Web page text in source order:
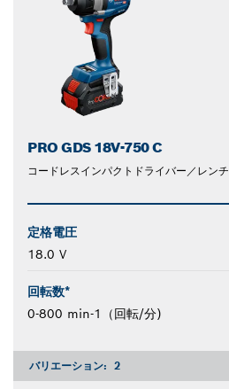
PRO GDS 18V-750 C
コードレスインパクトドライバー／レンチ
定格電圧
18.0 V
回転数*
0-800 min-1（回転/分)
バリエーション: 2